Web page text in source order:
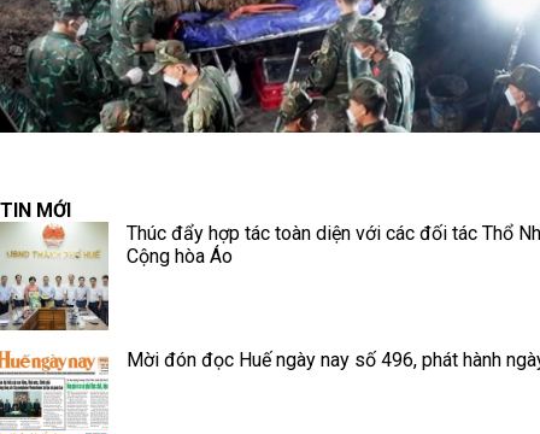
TIN MỚI
Thúc đẩy hợp tác toàn diện với các đối tác Thổ
Cộng hòa Áo
Mời đón đọc Huế ngày nay số 496, phát hành